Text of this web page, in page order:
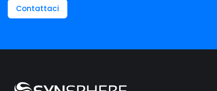
Contattaci